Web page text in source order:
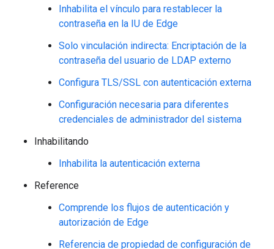
Inhabilita el vínculo para restablecer la
contraseña en la IU de Edge
Solo vinculación indirecta: Encriptación de la
contraseña del usuario de LDAP externo
Configura TLS/SSL con autenticación externa
Configuración necesaria para diferentes
credenciales de administrador del sistema
Inhabilitando
Inhabilita la autenticación externa
Reference
Comprende los flujos de autenticación y
autorización de Edge
Referencia de propiedad de configuración de